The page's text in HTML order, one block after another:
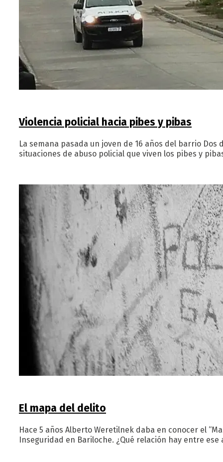
Violencia policial hacia pibes y pibas
La semana pasada un joven de 16 años del barrio
situaciones de abuso policial que viven los pibes y
El mapa del delito
Hace 5 años Alberto Weretilnek daba en conocer el
Inseguridad en Bariloche. ¿Qué relación hay entre